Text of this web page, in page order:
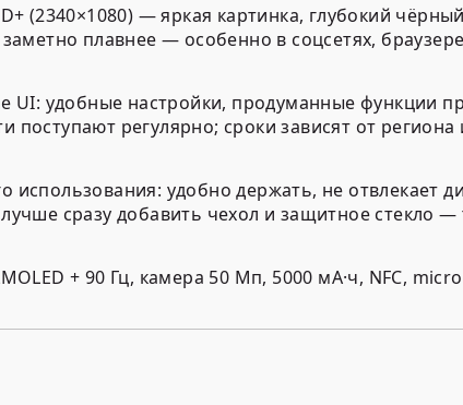
(2340×1080) — яркая картинка, глубокий
плавнее — особенно в соцсетях,
UI: удобные настройки, продуманные функции
регулярно; сроки зависят от региона
использования: удобно держать, не отвлекает
сразу добавить чехол и защитное стекло
+ 90 Гц, камера 50 Мп, 5000 мА·ч, NFC,